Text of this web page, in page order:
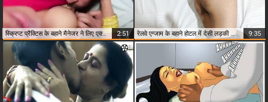
स्क्रिप्ट प्रैक्टिस के बहाने मैनेजर ने लिए एक्ट्रेस के बदन के मजे 2:51 रेलवे एग्जाम के बहाने होटल में देसी लड़की का हनीमून सेक्स 9:35